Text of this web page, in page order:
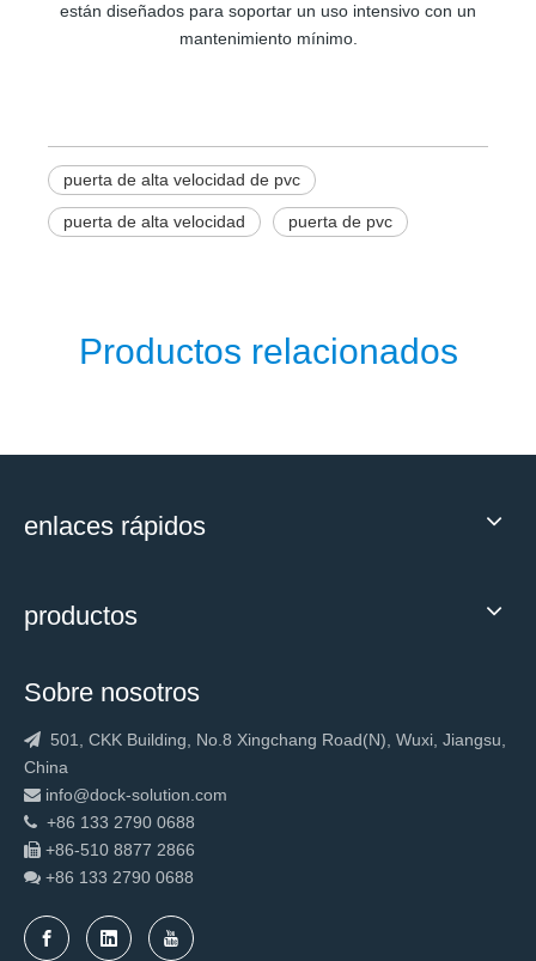
están diseñados para soportar un uso intensivo con un
mantenimiento mínimo.
puerta de alta velocidad de pvc
puerta de alta velocidad puerta de pvc
Productos relacionados
enlaces rápidos
productos
Sobre nosotros
 501, CKK Building, No.8 Xingchang Road(N), Wuxi, Jiangsu,
China
 info@dock-solution.com
 +86 133 2790 0688
 +86-510 8877 2866
 +86 133 2790 0688